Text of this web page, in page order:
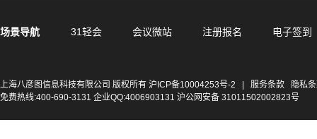
场景导航 31轻会 会议微站 注册报名 电子签到
上海八彦图信息科技有限公司 版权所有 沪ICP备10004253号-2 服务条款
隐私
免费热线:400-690-3131 企业QQ:4006903131 沪公网安备 31011502002823号